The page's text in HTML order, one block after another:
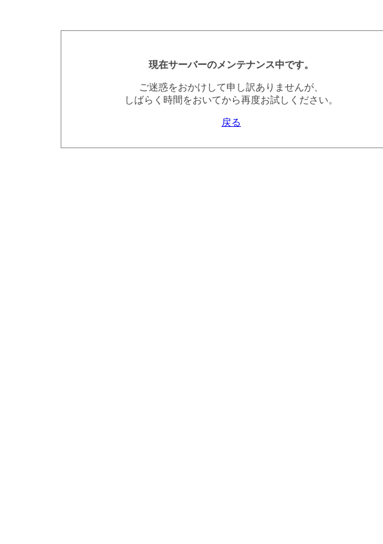
現在サーバーのメンテナンス中です。
ご迷惑をおかけして申し訳ありませんが、
しばらく時間をおいてから再度お試しください。
戻る